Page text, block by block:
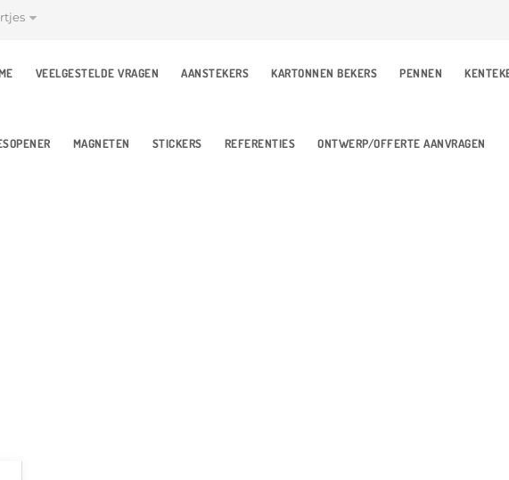
VEELGESTELDE VRAGEN AANSTEKERS KARTONNEN BEKERS PENNEN
MAGNETEN STICKERS REFERENTIES ONTWERP/OFFERTE AANVRAGEN